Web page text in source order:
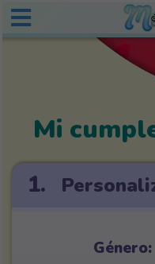
Mi
1.
Género: